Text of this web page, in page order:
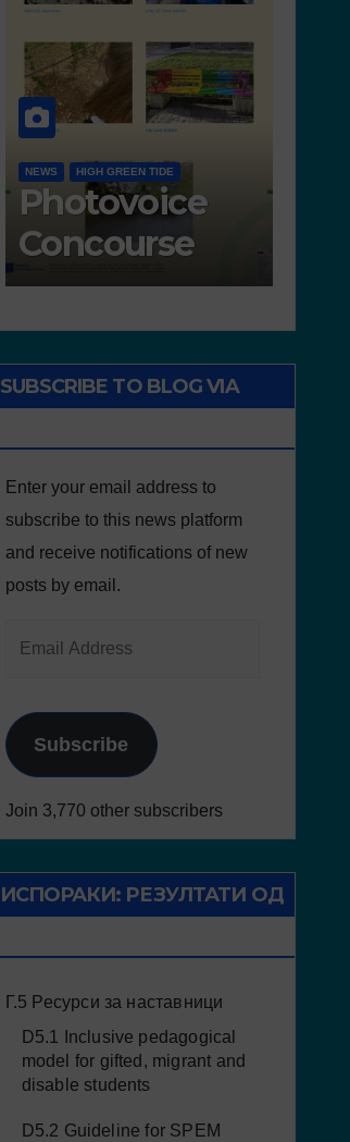
Works
presented for
the concourse
the
SUBSCRIBE TO BLOG VIA
Enter your email address to
subscribe to this news platform
and receive notifications of new
posts by email.
Subscribe
Join 3,770 other subscribers
ИСПОРАКИ: РЕЗУЛТАТИ ОД
Г.5 Ресурси за наставници
D5.1 Inclusive pedagogical
model for gifted, migrant and
disable students
D5.2 Guideline for SPEM